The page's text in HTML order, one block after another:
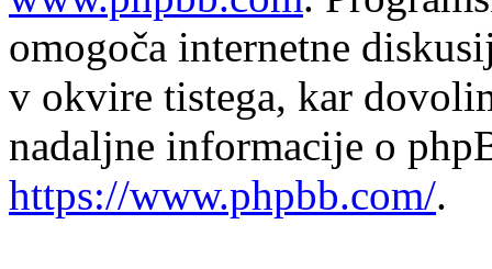
omogoča internetne
v okvire tistega, kar
nadaljne informacije o
https://www.phpbb.com/.